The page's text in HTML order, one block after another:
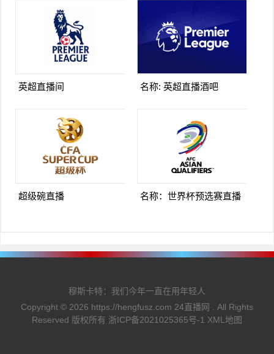
英超直播间 名称: 英超直播酒吧
超级碗直播 名称：世界杯预选赛直播
穆斯卡特：我们今年一直在用年轻人
Copyright © 2026 https://hengfusz.com 24直播网
. All Rights
Reserved 版权所有 浙ICP备2021025365号-1 XML地图